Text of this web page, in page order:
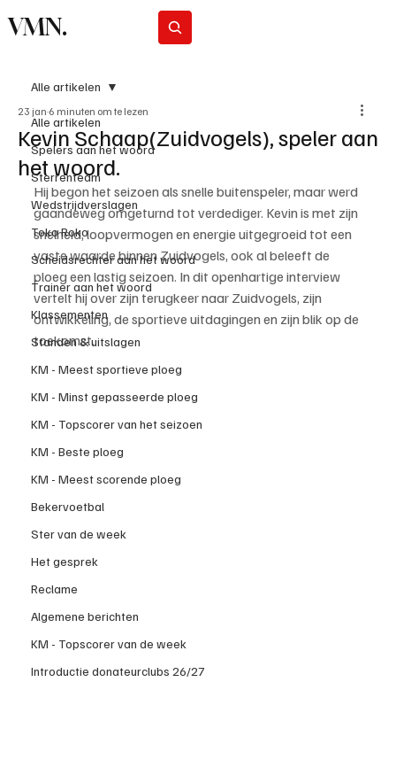
VMN.
Alle artikelen
Spelers aan het woord
Sterrenteam
Wedstrijdverslagen
Toko Roko
Scheidsrechter aan het woord
Trainer aan het woord
Klassementen
Standen & uitslagen
KM - Meest sportieve ploeg
KM - Minst gepasseerde ploeg
KM - Topscorer van het seizoen
KM - Beste ploeg
KM - Meest scorende ploeg
Bekervoetbal
Ster van de week
Het gesprek
Reclame
Algemene berichten
KM - Topscorer van de week
Introductie donateurclubs 26/27
Alle artikelen
Kevin Schaap(Zuidvogels), speler aan
het woord.
23 jan 6 minuten om te lezen
Hij begon het seizoen als snelle buitenspeler, maar werd
gaandeweg omgeturnd tot verdediger. Kevin is met zijn
snelheid, loopvermogen en energie uitgegroeid tot een
vaste waarde binnen Zuidvogels, ook al beleeft de
ploeg een lastig seizoen. In dit openhartige interview
vertelt hij over zijn terugkeer naar Zuidvogels, zijn
ontwikkeling, de sportieve uitdagingen en zijn blik op de
toekomst.